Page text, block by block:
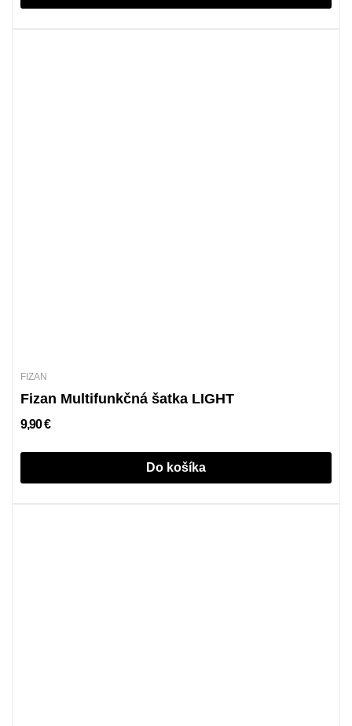
FIZAN
Fizan Multifunkčná šatka LIGHT
9,90 €
Do košíka